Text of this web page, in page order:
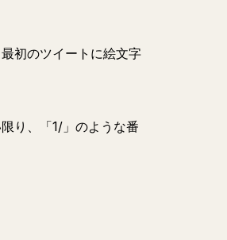
初のツイートに絵文字
り、「1/」のような番